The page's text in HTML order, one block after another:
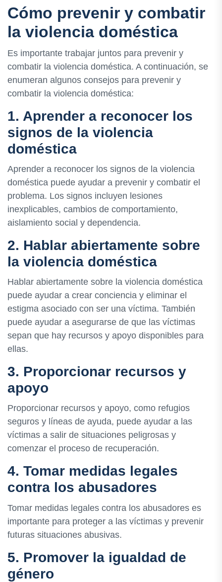
Cómo prevenir y combatir
la violencia doméstica
Es importante trabajar juntos para prevenir y
combatir la violencia doméstica. A continuación, se
enumeran algunos consejos para prevenir y
combatir la violencia doméstica:
1. Aprender a reconocer los
signos de la violencia
doméstica
Aprender a reconocer los signos de la violencia
doméstica puede ayudar a prevenir y combatir el
problema. Los signos incluyen lesiones
inexplicables, cambios de comportamiento,
aislamiento social y dependencia.
2. Hablar abiertamente sobre
la violencia doméstica
Hablar abiertamente sobre la violencia doméstica
puede ayudar a crear conciencia y eliminar el
estigma asociado con ser una víctima. También
puede ayudar a asegurarse de que las víctimas
sepan que hay recursos y apoyo disponibles para
ellas.
3. Proporcionar recursos y
apoyo
Proporcionar recursos y apoyo, como refugios
seguros y líneas de ayuda, puede ayudar a las
víctimas a salir de situaciones peligrosas y
comenzar el proceso de recuperación.
4. Tomar medidas legales
contra los abusadores
Tomar medidas legales contra los abusadores es
importante para proteger a las víctimas y prevenir
futuras situaciones abusivas.
5. Promover la igualdad de
género